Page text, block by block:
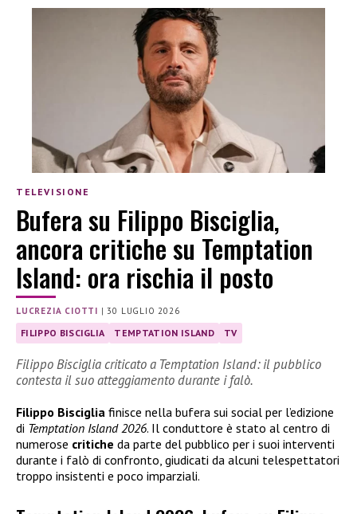
TELEVISIONE
Bufera su Filippo Bisciglia,
ancora critiche su Temptation
Island: ora rischia il posto
LUCREZIA CIOTTI |30 LUGLIO 2026
FILIPPO BISCIGLIA TEMPTATION ISLAND TV
Filippo Bisciglia criticato a Temptation Island: il pubblico
contesta il suo atteggiamento durante i falò.
Filippo Bisciglia finisce nella bufera sui social per l’edizione
di Temptation Island 2026. Il conduttore è stato al centro di
numerose critiche da parte del pubblico per i suoi interventi
durante i falò di confronto, giudicati da alcuni telespettatori
troppo insistenti e poco imparziali.